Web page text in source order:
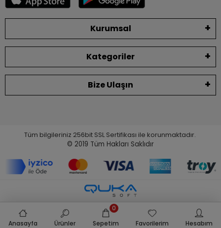
Kurumsal
Kategoriler
Bize Ulaşın
Tüm bilgileriniz 256bit SSL Sertifikası ile korunmaktadır.
© 2019 Tüm Hakları Saklıdır
Anasayfa Ürünler Sepetim
0
Favorilerim
Hesabım